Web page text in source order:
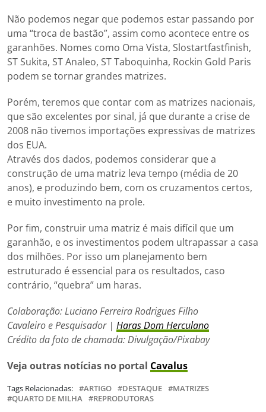
Não podemos negar que podemos estar passando por
uma “troca de bastão”, assim como acontece entre os
garanhões. Nomes como Oma Vista, Slostartfastfinish,
ST Sukita, ST Analeo, ST Taboquinha, Rockin Gold Paris
podem se tornar grandes matrizes.
Porém, teremos que contar com as matrizes nacionais,
que são excelentes por sinal, já que durante a crise de
2008 não tivemos importações expressivas de matrizes
dos EUA.
Através dos dados, podemos considerar que a
construção de uma matriz leva tempo (média de 20
anos), e produzindo bem, com os cruzamentos certos,
e muito investimento na prole.
Por fim, construir uma matriz é mais difícil que um
garanhão, e os investimentos podem ultrapassar a casa
dos milhões. Por isso um planejamento bem
estruturado é essencial para os resultados, caso
contrário, “quebra” um haras.
Colaboração: Luciano Ferreira Rodrigues Filho
Cavaleiro e Pesquisador | Haras Dom Herculano
Crédito da foto de chamada: Divulgação/Pixabay
Veja outras notícias no portal Cavalus
Tags Relacionadas: ARTIGO DESTAQUE
MATRIZES
QUARTO DE MILHA
REPRODUTORAS